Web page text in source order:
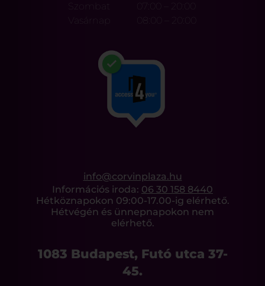
Szombat
07:00 – 20:00
Vasárnap
08:00 – 20:00
info@corvinplaza.hu
Információs iroda: 06 30 158 8440
Hétköznapokon 09:00-17.00-ig elérhető.
Hétvégén és ünnepnapokon nem
elérhető.
1083 Budapest, Futó utca 37-
45.